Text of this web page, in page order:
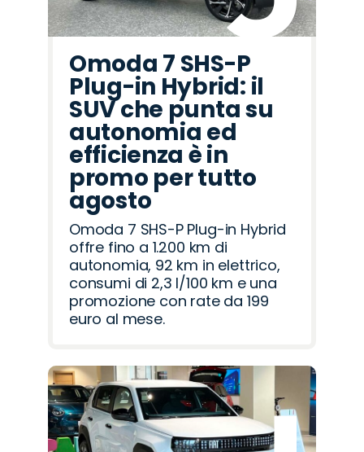
Omoda 7 SHS-P
Plug-in Hybrid: il
SUV che punta su
autonomia ed
efficienza è in
promo per tutto
agosto
Omoda 7 SHS-P Plug-in Hybrid
offre fino a 1.200 km di
autonomia, 92 km in elettrico,
consumi di 2,3 l/100 km e una
promozione con rate da 199
euro al mese.